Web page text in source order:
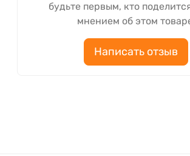
будьте первым, кто
мнением об этом
Написать отзыв